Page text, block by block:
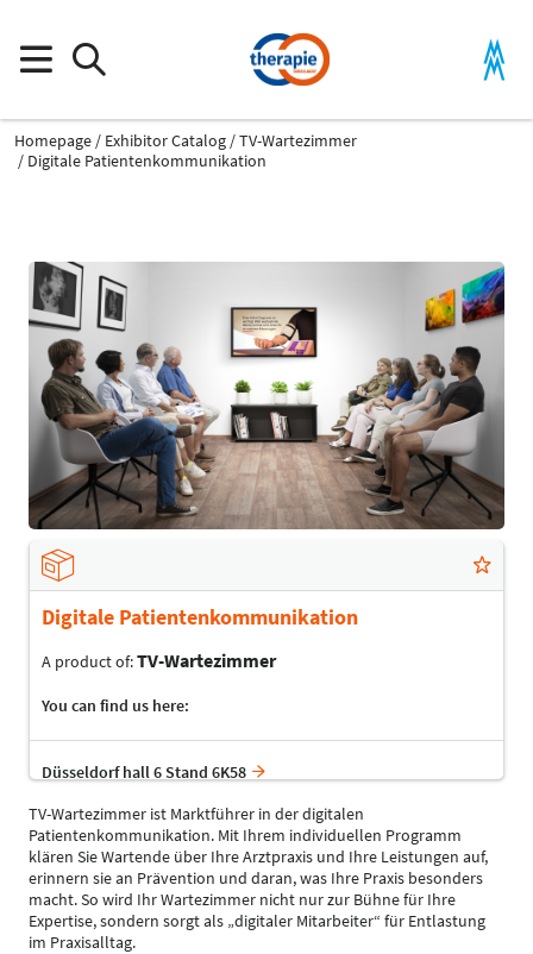
Homepage Exhibitor Catalog
TV-Wartezimmer
Digitale Patientenkommunikation
Digitale Patientenkommunikation
A product of:TV-Wartezimmer
You can find us here:
Düsseldorf hall 6 Stand 6K58
TV-Wartezimmer ist Marktführer in der digitalen
Patientenkommunikation. Mit Ihrem individuellen Programm
klären Sie Wartende über Ihre Arztpraxis und Ihre Leistungen auf,
erinnern sie an Prävention und daran, was Ihre Praxis besonders
macht. So wird Ihr Wartezimmer nicht nur zur Bühne für Ihre
Expertise, sondern sorgt als „digitaler Mitarbeiter“ für Entlastung
im Praxisalltag.